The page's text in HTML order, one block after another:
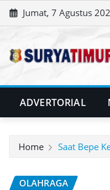
Skip
to
Jumat, 7 Agustus
ADVERTORIAL
Home Saat Bepe
OLAHRAGA